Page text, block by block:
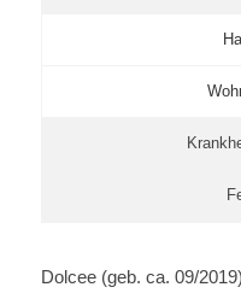
Dolcee (geb. ca. 09/